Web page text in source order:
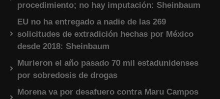
procedimiento; no hay imputación: Sheinbaum
EU no ha entregado a nadie de las 269
solicitudes de extradición hechas por México
desde 2018: Sheinbaum
Murieron el año pasado 70 mil estadunidenses
por sobredosis de drogas
Morena va por desafuero contra Maru Campos